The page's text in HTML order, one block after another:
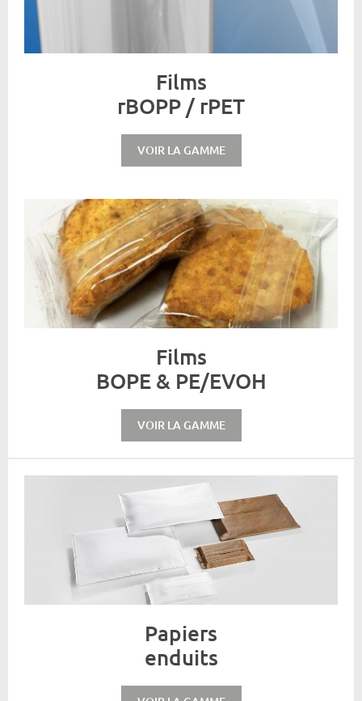
Films
rBOPP / rPET
VOIR LA GAMME
Films
BOPE & PE/EVOH
VOIR LA GAMME
Papiers
enduits